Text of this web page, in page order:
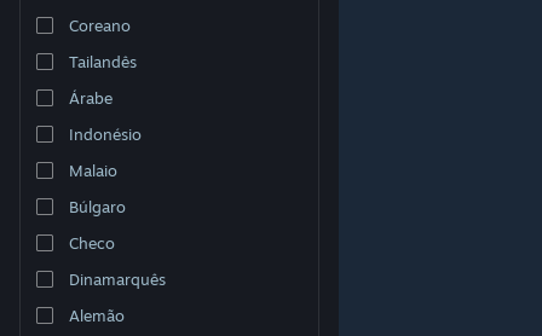
Instala a app móvel do Steam
Ver versão para computadores
Coreano
Tailandês
Árabe
Indonésio
Malaio
Búlgaro
Checo
Dinamarquês
Alemão